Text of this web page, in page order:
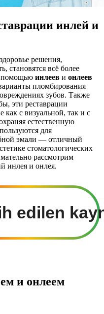
инлей и
решения,
становятся всё более
помощью инлеев и онлеев
пломбирования
зубов. Также
эти реставрации
как с визуальной, так и с
естественную
для
эмали — отличный
стоматологических
рассмотрим
инлея и онлея.
edilen
и онлеем